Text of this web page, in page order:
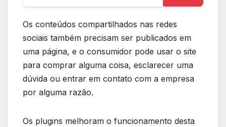
Os conteúdos compartilhados nas redes
sociais também precisam ser publicados em
uma página, e o consumidor pode usar o site
para comprar alguma coisa, esclarecer uma
dúvida ou entrar em contato com a empresa
por alguma razão.
Os plugins melhoram o funcionamento desta